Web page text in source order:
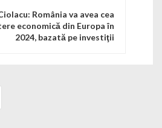
România va avea cea
economică din Europa în
2024, bazată pe investiţii